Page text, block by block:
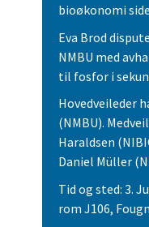
bioøkonomi
Eva Brod
NMBU med
til fosfor i
Hovedveileder
(NMBU).
Haraldsen
Daniel Müller
Tid og sted: 3.
rom J106,